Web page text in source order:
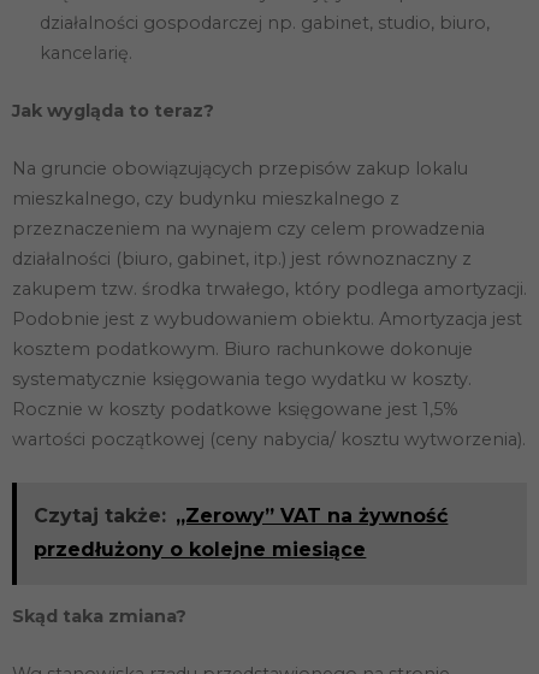
działalności gospodarczej np. gabinet, studio, biuro,
kancelarię.
Jak wygląda to teraz?
Na gruncie obowiązujących przepisów zakup lokalu
mieszkalnego, czy budynku mieszkalnego z
przeznaczeniem na wynajem czy celem prowadzenia
działalności (biuro, gabinet, itp.) jest równoznaczny z
zakupem tzw. środka trwałego, który podlega amortyzacji.
Podobnie jest z wybudowaniem obiektu. Amortyzacja jest
kosztem podatkowym. Biuro rachunkowe dokonuje
systematycznie księgowania tego wydatku w koszty.
Rocznie w koszty podatkowe księgowane jest 1,5%
wartości początkowej (ceny nabycia/ kosztu wytworzenia).
Czytaj także: „Zerowy” VAT na żywność
przedłużony o kolejne miesiące
Skąd taka zmiana?